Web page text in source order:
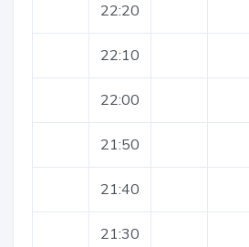
22:20
22:10
22:00
21:50
21:40
21:30